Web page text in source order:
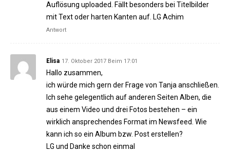
Auflösung uploaded. Fällt besonders bei Titelbilder
mit Text oder harten Kanten auf. LG Achim
Antwort
Elisa 17. Oktober 2017 Beim 17:01
Hallo zusammen,
ich würde mich gern der Frage von Tanja anschließen.
Ich sehe gelegentlich auf anderen Seiten Alben, die
aus einem Video und drei Fotos bestehen – ein
wirklich ansprechendes Format im Newsfeed. Wie
kann ich so ein Album bzw. Post erstellen?
LG und Danke schon einmal